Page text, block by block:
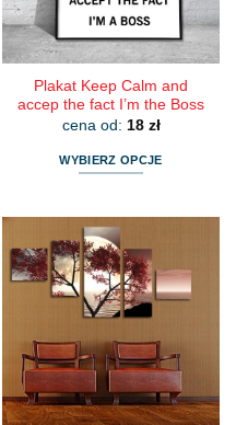
stronie
produktu
Plakat Keep Calm and
accep the fact I’m the Boss
cena od: 18 zł
WYBIERZ OPCJE
ma
wiele
wariantów.
Opcje
można
wybrać
na
stronie
produktu